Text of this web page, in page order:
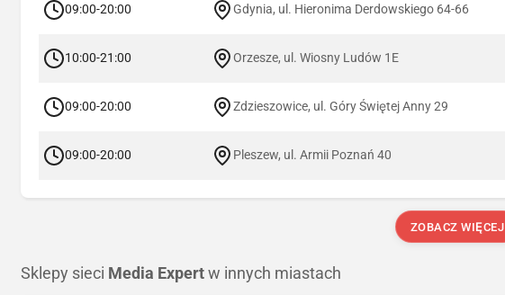
09:00-20:00 Gdynia, ul. Hieronima Derdowskiego 64-66
10:00-21:00 Orzesze, ul. Wiosny Ludów 1E
09:00-20:00 Zdzieszowice, ul. Góry Świętej Anny 29
09:00-20:00 Pleszew, ul. Armii Poznań 40
ZOBACZ WIĘCEJ
Sklepy sieci Media Expert w innych miastach